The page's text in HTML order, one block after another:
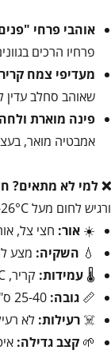
אוהבי פרחי
פרחיו הרכים
מעדיפי צמח
שאוהב סחלב עדין
פינה מוארת
אמבטיה מואר, בעציץ
❌ למי לא מתאים?
ורגיש לחום מעל 24-26°C, ולכן פחות מתאים לבית חם או לאוויר יבש.
☀️ אור: חצי צל,
💧 השקיה: מצע
🌡️עמידות: קריר, 10-22°C, רגיש לחום
📏 גובה: 25-40 ס"מ
☠️ רעילות: לא
🌱 קצב גדילה: